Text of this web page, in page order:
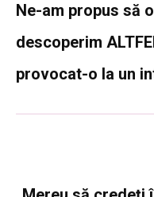
Ne-am propus să
descoperim
provocat-o la un